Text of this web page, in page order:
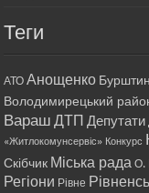
Теги
АТО Анощенко Бурштин
Володимирецький
Вараш ДТП Депутати
«Житлокомунсервіс» Конкурс
Скібчик Міська рада О.
Регіони Рівне